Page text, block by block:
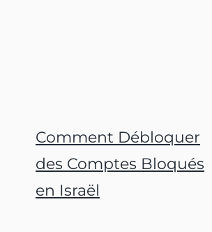
Comment Débloquer
des Comptes Bloqués
en Israël